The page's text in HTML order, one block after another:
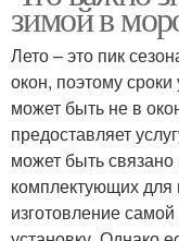
зимой в
Лето – это пик
окон, поэтому
может быть не в
предоставляет
может быть связано
комплектующих для
изготовление самой